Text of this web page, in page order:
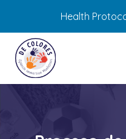
Health